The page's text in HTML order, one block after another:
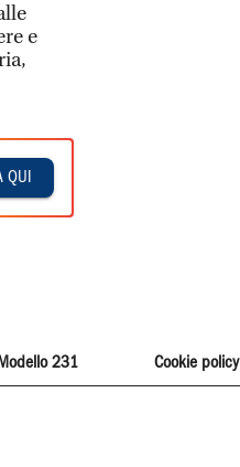
e
QUI
231 Cookie policy